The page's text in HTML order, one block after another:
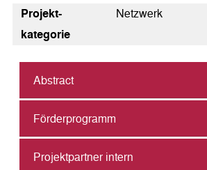
Pro­jekt­
kategorie
Netzwerk
Abstract
Förderprogramm
Projektpartner intern